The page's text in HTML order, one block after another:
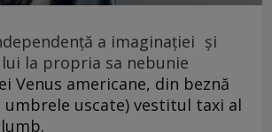
a imaginației și
la propria sa nebunie
Venus americane, din beznă
uscate) vestitul taxi al